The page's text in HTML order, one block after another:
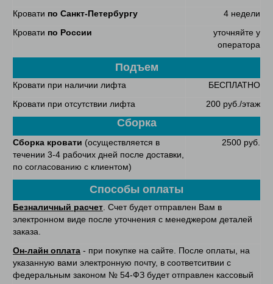
Кровати по Санкт-Петербургу
4 недели
Кровати по России
уточняйте у
оператора
Подъем
Кровати при наличии лифта
БЕСПЛАТНО
Кровати при отсутствии лифта
200 руб./этаж
Сборка
Сборка кровати (осуществляется в
течении 3-4 рабочих дней после доставки,
по согласованию с клиентом)
2500 руб.
Способы оплаты
Безналичный расчет. Счет будет отправлен Вам в
электронном виде после уточнения с менеджером деталей
заказа.
Он-лайн оплата - при покупке на сайте. После оплаты, на
указанную вами электронную почту, в соответситвии с
федеральным законом № 54-ФЗ будет отправлен кассовый